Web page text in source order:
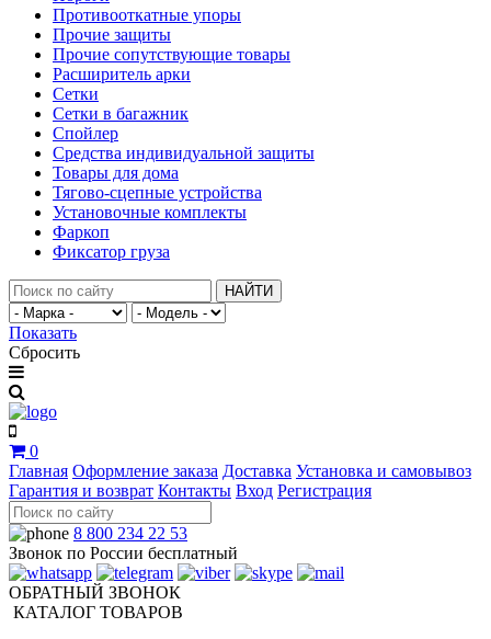
Противооткатные упоры
Прочие защиты
Прочие сопутствующие товары
Расширитель арки
Сетки
Сетки в багажник
Спойлер
Средства индивидуальной защиты
Товары для дома
Тягово-сцепные устройства
Установочные комплекты
Фаркоп
Фиксатор груза
НАЙТИ
Показать
Сбросить
0
Главная Оформление заказа Доставка Установка и самовывоз
Гарантия и возврат Контакты Вход Регистрация
8 800 234 22 53
Звонок по России бесплатный
ОБРАТНЫЙ ЗВОНОК
КАТАЛОГ ТОВАРОВ